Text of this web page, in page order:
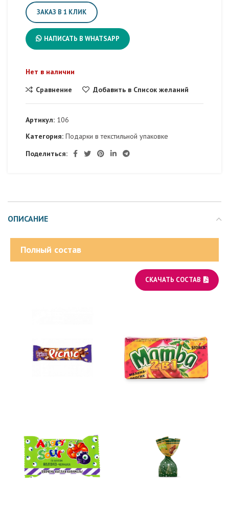
ЗАКАЗ В 1 КЛИК
НАПИСАТЬ В WHATSAPP
Нет в наличии
Сравнение
Добавить в Список желаний
Артикул: 106
Категория: Подарки в текстильной упаковке
Поделиться:
ОПИСАНИЕ
Полный состав
СКАЧАТЬ СОСТАВ